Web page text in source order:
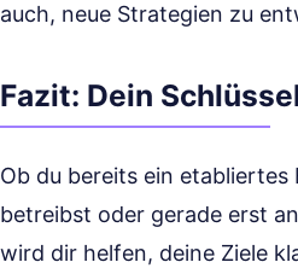
auch, neue Strategien zu
Fazit: Dein
Ob du bereits ein etabliertes
betreibst oder gerade erst
wird dir helfen, deine Ziele